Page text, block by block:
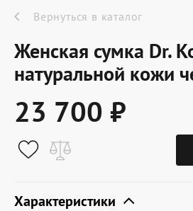
Новинки
Акции
О компании
Условия доставки
Вернуться в каталог
Женская сумка Dr.
натуральной кожи
23 700 ₽
Характеристики